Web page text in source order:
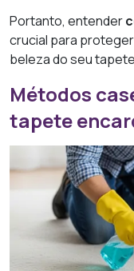
Portanto, entender
crucial para
beleza do seu
Métodos
tapete